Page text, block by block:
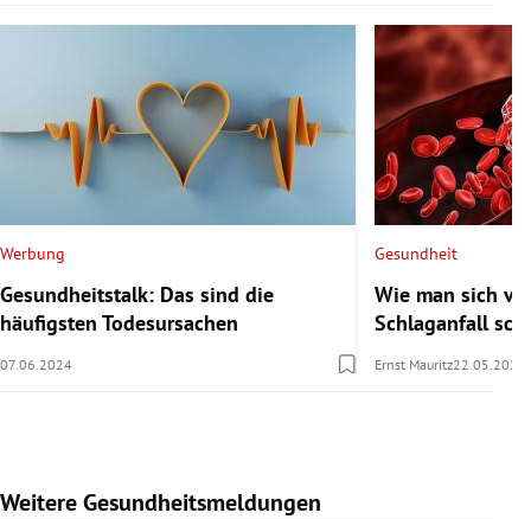
Werbung
Gesundheitstalk: Das sind die
häufigsten Todesursachen
07.06.2024
Gesundheit
Wie man sich
Schlaganfall
Ernst Mauritz22.05.2024
Weitere Gesundheitsmeldungen